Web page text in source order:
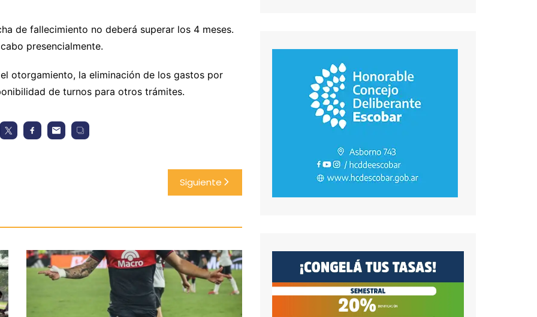
de fallecimiento no deberá superar los 4 meses.
presencialmente.
otorgamiento, la eliminación de los gastos por
de turnos para otros trámites.
Siguiente